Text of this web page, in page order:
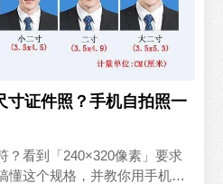
寸证件照？手机自拍照一
？看到「240×320像素」要求
懂这个规格，并教你用手机一